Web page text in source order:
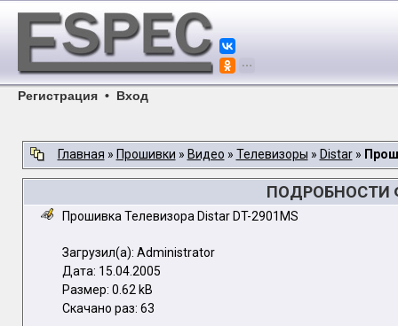
Регистрация • Вход
Главная » Прошивки » Видео » Телевизоры » Distar»
ПОДРОБНОСТИ
Прошивка Телевизора Distar DT-2901MS
Загрузил(а): Administrator
Дата: 15.04.2005
Размер: 0.62 kB
Скачано раз: 63